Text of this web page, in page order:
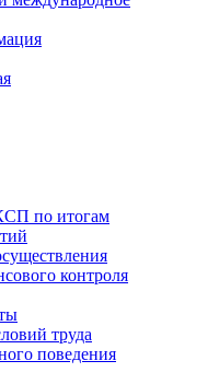
по итогам
контроля
труда
поведения